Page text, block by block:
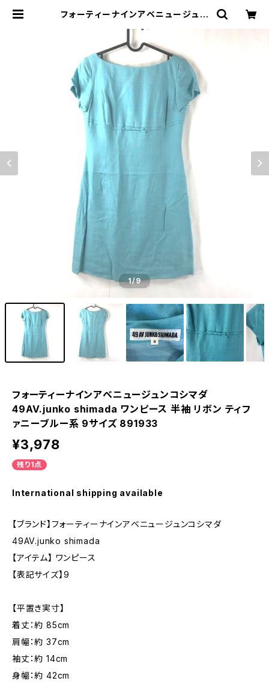
フォーティーナインアベニュージュン
ワンピース 半袖 リボン ティファニー
ブルー系 9サイズ 891933 | Ethic
al Store
1/9
フォーティーナインアベニュージュンコシマダ
49AV.junko shimada ワンピース 半袖 リボン ティフ
ァニーブルー系 9サイズ 891933
¥3,978
残り1点
International shipping available
【ブランド】フォーティーナインアベニュージュンコシマダ
49AV.junko shimada
【アイテム】 ワンピース
【表記サイズ】9
【平置き実寸】
着丈：約 85cm
肩幅：約 37cm
袖丈：約 14cm
身幅：約 42cm